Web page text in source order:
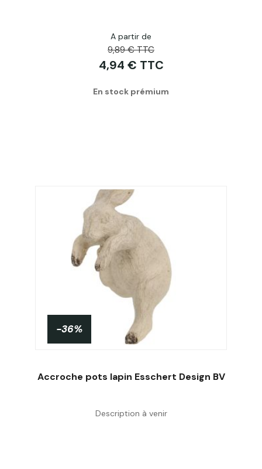
A partir de
9,89 € TTC
4,94 € TTC
En stock prémium
Acheter
-36%
Accroche pots lapin Esschert Design BV
Description à venir